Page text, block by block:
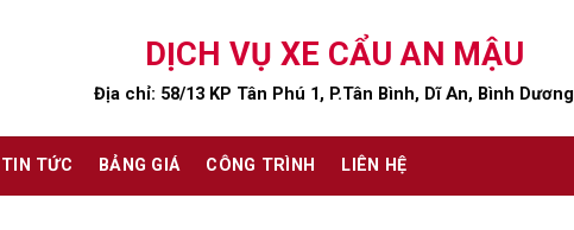
DỊCH VỤ XE CẨU AN MẬU
Địa chỉ: 58/13 KP Tân Phú 1, P.Tân Bình, Dĩ An, Bình Dương
TIN TỨC BẢNG GIÁ CÔNG TRÌNH LIÊN HỆ